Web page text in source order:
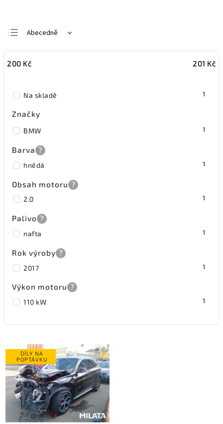
Abecedně
Nejdražší
200 Kč 201 Kč
Na skladě 1
Značky
BMW 1
Barva ?
hnědá 1
Obsah motoru ?
2.0 1
Palivo ?
nafta 1
Rok výroby ?
2017 1
Výkon motoru ?
110 kW 1
DÍLY NA
POPTÁVKU